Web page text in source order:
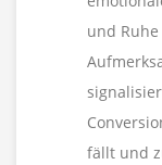
und
fällt und